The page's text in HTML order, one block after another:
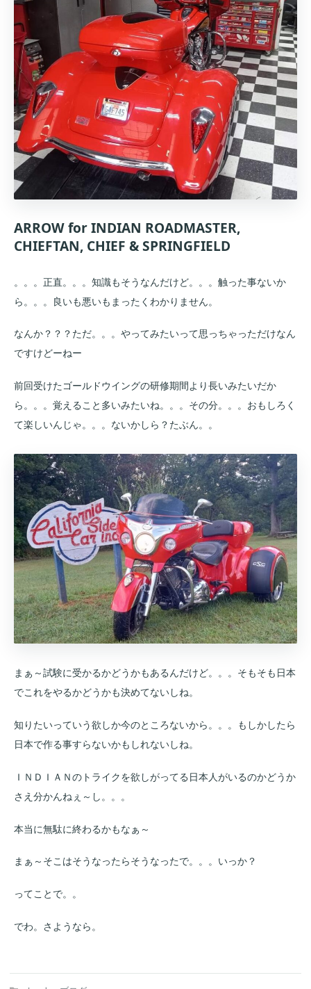
ARROW for INDIAN ROADMASTER,
CHIEFTAN, CHIEF & SPRINGFIELD
。。。正直。。。知識もそうなんだけど。。。触った事ないか
ら。。。良いも悪いもまったくわかりません。
なんか？？？ただ。。。やってみたいって思っちゃっただけなん
ですけどーねー
前回受けたゴールドウイングの研修期間より長いみたいだか
ら。。。覚えること多いみたいね。。。その分。。。おもしろく
て楽しいんじゃ。。。ないかしら？たぶん。。
まぁ～試験に受かるかどうかもあるんだけど。。。そもそも日本
でこれをやるかどうかも決めてないしね。
知りたいっていう欲しか今のところないから。。。もしかしたら
日本で作る事すらないかもしれないしね。
ＩＮＤＩＡＮのトライクを欲しがってる日本人がいるのかどうか
さえ分かんねぇ～し。。。
本当に無駄に終わるかもなぁ～
まぁ～そこはそうなったらそうなったで。。。いっか？
ってことで。。
でわ。さようなら。